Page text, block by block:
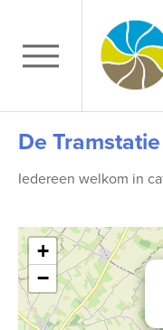
De Tramstatie
Iedereen welkom in
+
−